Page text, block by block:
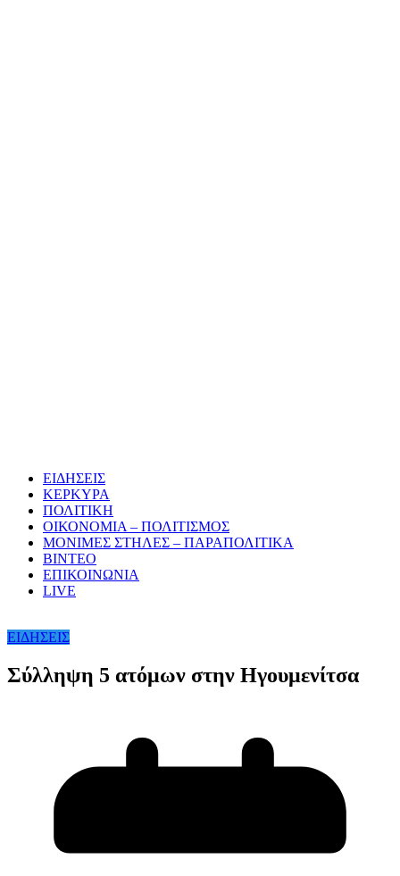
ΕΙΔΗΣΕΙΣ
ΚΕΡΚΥΡΑ
ΠΟΛΙΤΙΚΗ
ΟΙΚΟΝΟΜΙΑ – ΠΟΛΙΤΙΣΜΟΣ
ΜΟΝΙΜΕΣ ΣΤΗΛΕΣ – ΠΑΡΑΠΟΛΙΤΙΚΑ
ΒΙΝΤΕΟ
ΕΠΙΚΟΙΝΩΝΙΑ
LIVE
ΕΙΔΗΣΕΙΣ
Σύλληψη 5 ατόμων στην Ηγουμενίτσα